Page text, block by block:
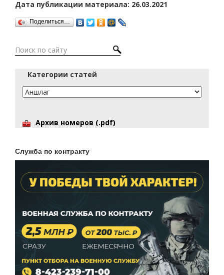
Дата публикации материала: 26.03.2021
Поделиться…
Категории статей
Архив номеров (.pdf)
Служба по контракту